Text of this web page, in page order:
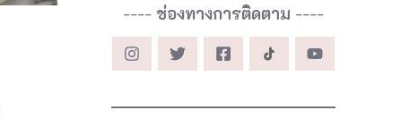
---- ช่องทางการติดตาม ----